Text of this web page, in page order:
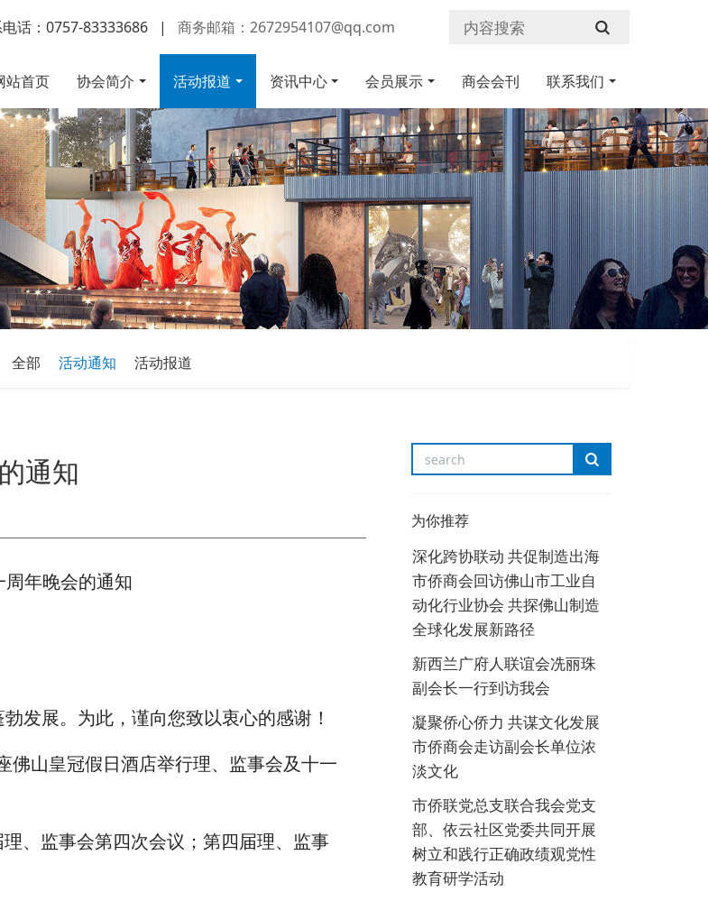
话：0757-83333686 | 商务邮箱：2672954107@qq.com
站首页 协会简介 活动报道 资讯中心 会员展示 商会会刊 联系我们
全部 活动通知 活动报道
通知
年晚会的通知
发展。为此，谨向您致以衷心的感谢！
山皇冠假日酒店举行理、监事会及十一
监事会第四次会议；第四届理、监事
为你推荐
深化跨协联动 共促制造出海
市侨商会回访佛山市工业自
动化行业协会 共探佛山制造
全球化发展新路径
新西兰广府人联谊会冼丽珠
副会长一行到访我会
凝聚侨心侨力 共谋文化发展
市侨商会走访副会长单位浓
淡文化
市侨联党总支联合我会党支
部、依云社区党委共同开展
树立和践行正确政绩观党性
教育研学活动